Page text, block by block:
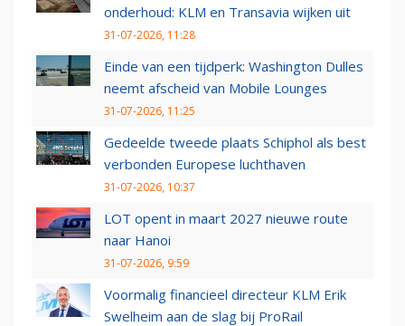
onderhoud: KLM en Transavia wijken uit
31-07-2026, 11:28
Einde van een tijdperk: Washington Dulles
neemt afscheid van Mobile Lounges
31-07-2026, 11:25
Gedeelde tweede plaats Schiphol als best
verbonden Europese luchthaven
31-07-2026, 10:37
LOT opent in maart 2027 nieuwe route
naar Hanoi
31-07-2026, 9:59
Voormalig financieel directeur KLM Erik
Swelheim aan de slag bij ProRail